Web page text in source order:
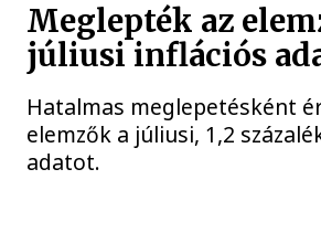
Meglepték az
júliusi inflációs
Hatalmas meglepetésként
elemzők a júliusi, 1,2
adatot.